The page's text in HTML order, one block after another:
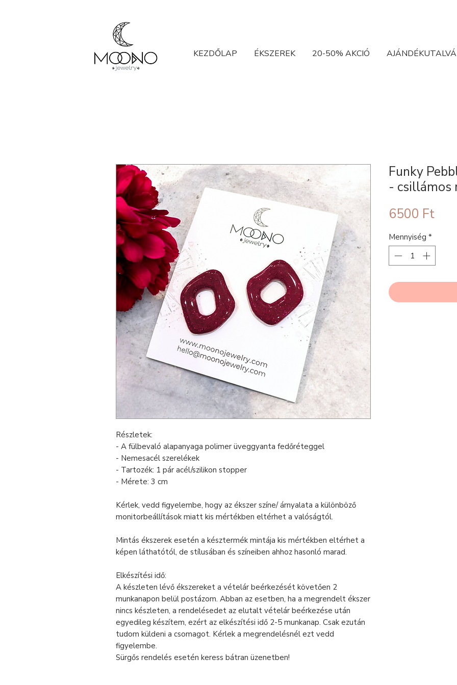
KEZDŐLAP ÉKSZEREK 20-50% AKCIÓ
Részletek:
- A fülbevaló alapanyaga polimer üveggyanta fedőréteggel
- Nemesacél szerelékek
- Tartozék: 1 pár acél/szilikon stopper
- Mérete: 3 cm
Kérlek, vedd figyelembe, hogy az ékszer színe/ árnyalata a különböző
monitorbeállítások miatt kis mértékben eltérhet a valóságtól.
Mintás ékszerek esetén a késztermék mintája kis mértékben eltérhet a
képen láthatótól, de stílusában és színeiben ahhoz hasonló marad.
Elkészítési idő:
A készleten lévő ékszereket a vételár beérkezését követően 2
munkanapon belül postázom. Abban az esetben, ha a megrendelt ékszer
nincs készleten, a rendelésedet az elutalt vételár beérkezése után
egyedileg készítem, ezért az elkészítési idő 2-5 munkanap. Csak ezután
tudom küldeni a csomagot. Kérlek a megrendelésnél ezt vedd
figyelembe.
Sürgős rendelés esetén keress bátran üzenetben!
Funky
- csillámos
6500 FtÁr
Mennyiség *